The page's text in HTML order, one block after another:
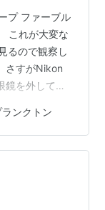
プ ファーブル
これが大変な
るので観察し
さすがNikon
鏡を外して見
うに取り外
ことができま
ンズをひっく
ら下げて野
すが、安心の
ランクトン